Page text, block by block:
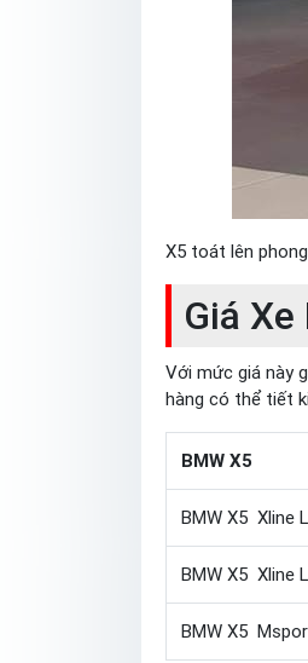
X5 toát lên
Giá
Với mức giá này
hàng có thể tiết
BMW X5
BMW X5 Xline
BMW X5 Xline
BMW X5